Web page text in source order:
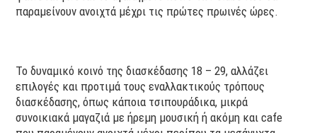
παραμείνουν ανοιχτά μέχρι τις πρώτες πρωινές ώρες.
Το δυναμικό κοινό της διασκέδασης 18 – 29, αλλάζει
επιλογές και προτιμά τους εναλλακτικούς τρόπους
διασκέδασης, όπως κάποια τσιπουράδικα, μικρά
συνοικιακά μαγαζιά με ήρεμη μουσική ή ακόμη και cafe